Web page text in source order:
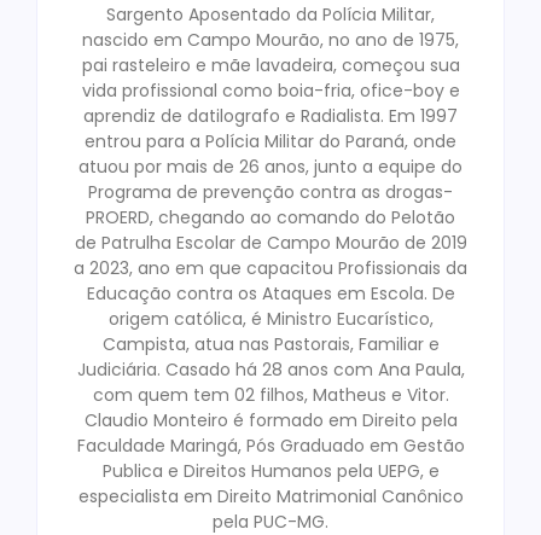
Sargento Aposentado da Polícia Militar,
nascido em Campo Mourão, no ano de 1975,
pai rasteleiro e mãe lavadeira, começou sua
vida profissional como boia-fria, ofice-boy e
aprendiz de datilografo e Radialista. Em 1997
entrou para a Polícia Militar do Paraná, onde
atuou por mais de 26 anos, junto a equipe do
Programa de prevenção contra as drogas-
PROERD, chegando ao comando do Pelotão
de Patrulha Escolar de Campo Mourão de 2019
a 2023, ano em que capacitou Profissionais da
Educação contra os Ataques em Escola. De
origem católica, é Ministro Eucarístico,
Campista, atua nas Pastorais, Familiar e
Judiciária. Casado há 28 anos com Ana Paula,
com quem tem 02 filhos, Matheus e Vitor.
Claudio Monteiro é formado em Direito pela
Faculdade Maringá, Pós Graduado em Gestão
Publica e Direitos Humanos pela UEPG, e
especialista em Direito Matrimonial Canônico
pela PUC-MG.